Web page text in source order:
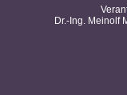
Dr.-Ing. Meinolf